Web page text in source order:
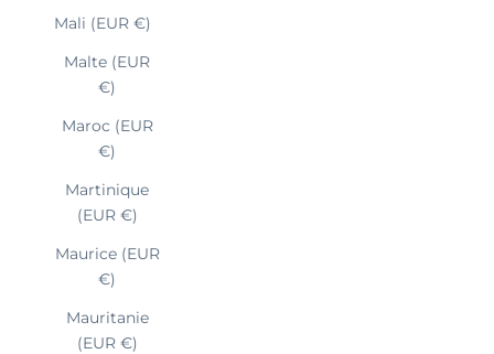
Mali (EUR €)
Malte (EUR
€)
Maroc (EUR
€)
Martinique
(EUR €)
Maurice (EUR
€)
Mauritanie
(EUR €)